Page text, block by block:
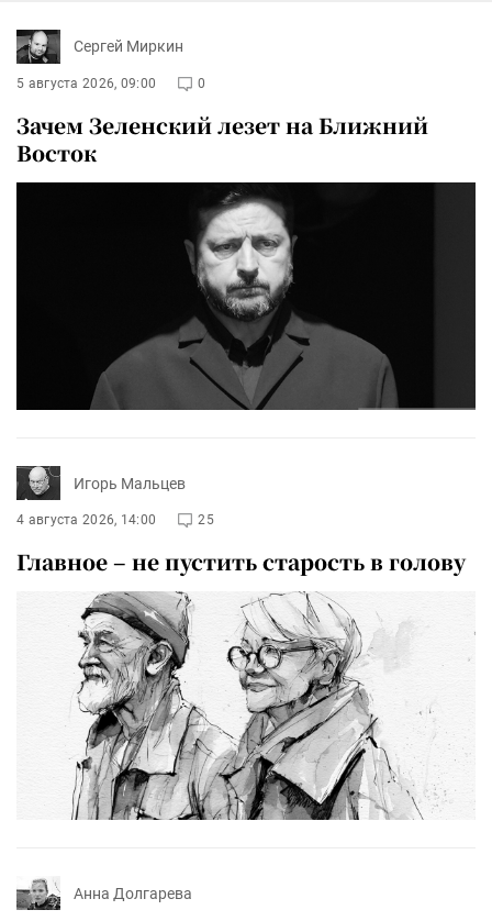
Сергей Миркин
5 августа 2026, 09:00 0
Зачем Зеленский лезет на Ближний
Восток
Игорь Мальцев
4 августа 2026, 14:00 25
Главное – не пустить старость в голову
Анна Долгарева